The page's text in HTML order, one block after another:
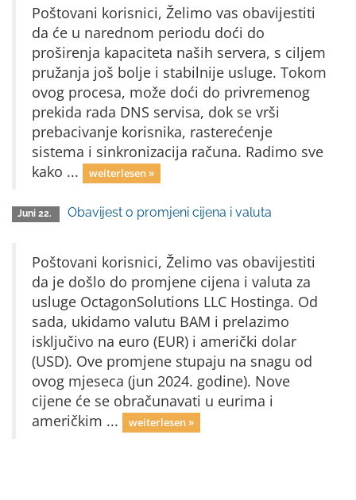
Poštovani korisnici, Želimo vas obavijestiti
da će u narednom periodu doći do
proširenja kapaciteta naših servera, s ciljem
pružanja još bolje i stabilnije usluge. Tokom
ovog procesa, može doći do privremenog
prekida rada DNS servisa, dok se vrši
prebacivanje korisnika, rasterećenje
sistema i sinkronizacija računa. Radimo sve
kako ...
weiterlesen »
Juni 22. Obavijest o promjeni cijena i valuta
Poštovani korisnici, Želimo vas obavijestiti
da je došlo do promjene cijena i valuta za
usluge OctagonSolutions LLC Hostinga. Od
sada, ukidamo valutu BAM i prelazimo
isključivo na euro (EUR) i američki dolar
(USD). Ove promjene stupaju na snagu od
ovog mjeseca (jun 2024. godine). Nove
cijene će se obračunavati u eurima i
američkim ...
weiterlesen »